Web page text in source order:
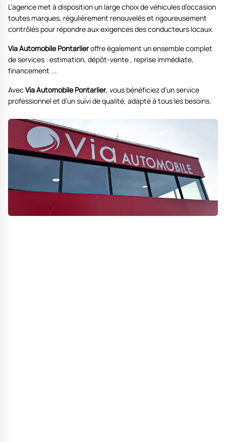
L’agence met à disposition un large choix de véhicules d’occasion
toutes marques, régulièrement renouvelés et rigoureusement
contrôlés pour répondre aux exigences des conducteurs locaux.
Via Automobile Pontarlieroffre également un ensemble complet
de services : estimation, dépôt-vente , reprise immédiate,
financement ...
Avec Via Automobile Pontarlier, vous bénéficiez d’un service
professionnel et d’un suivi de qualité, adapté à tous les besoins.